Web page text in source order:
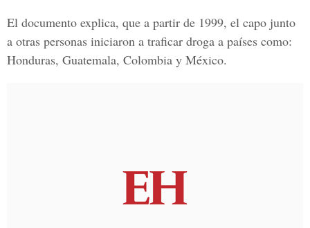
El documento explica, que a partir de 1999, el capo junto
a otras personas iniciaron a traficar droga a países como:
Honduras, Guatemala, Colombia y México.